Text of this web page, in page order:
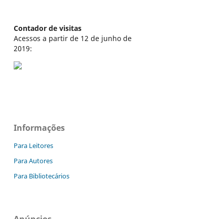
Contador de visitas
Acessos a partir de 12 de junho de
2019:
Informações
Para Leitores
Para Autores
Para Bibliotecários